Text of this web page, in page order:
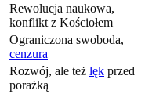
Rewolucja naukowa,
konflikt z Kościołem
Ograniczona swoboda,
cenzura
Rozwój, ale też lęk przed
porażką